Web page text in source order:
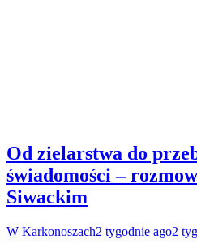
Od zielarstwa do
świadomości –
Siwackim
W Karkonoszach2 tygodnie ago2